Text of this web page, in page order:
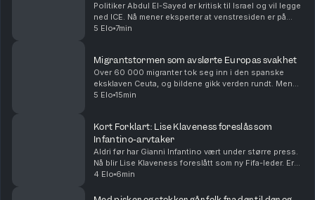
Politiker Abdul El-Sayed er kritisk til Israel og vil legge
ned ICE. Nå mener eksperter at venstresiden er på
fremmarsj i Det demokratiske partiet i USA. Vi
5 Elo 7min
Migrantstormen som avslørte Europas svakhet
Over 60 000 migranter tok seg inn i den spanske
eksklaven Ceuta, og bildene gikk verden rundt. Men
den virale fortellingen om hva som skjedde kan bli
5 Elo 15min
Kort Forklart: Lise Klaveness foreslås som
Infantino-arvtaker
Aldri før har Gianni Infantino vært under større press.
Nå blir Lise Klaveness foreslått som ny Fifa-leder. Er
det realistisk? Vi oppsummerer nyhetene for deg, i
4 Elo 6min